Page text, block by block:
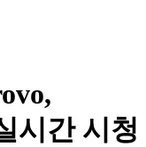
시간 시청